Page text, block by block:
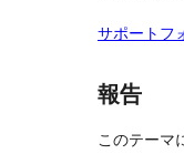
サポートフ
報告
このテーマ